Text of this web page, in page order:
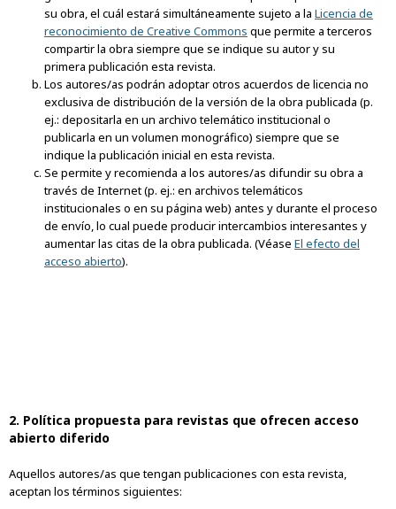
su obra, el cuál estará simultáneamente sujeto a la Licencia de
reconocimiento de Creative Commons que permite a terceros
compartir la obra siempre que se indique su autor y su
primera publicación esta revista.
Los autores/as podrán adoptar otros acuerdos de licencia no
exclusiva de distribución de la versión de la obra publicada (p.
ej.: depositarla en un archivo telemático institucional o
publicarla en un volumen monográfico) siempre que se
indique la publicación inicial en esta revista.
Se permite y recomienda a los autores/as difundir su obra a
través de Internet (p. ej.: en archivos telemáticos
institucionales o en su página web) antes y durante el proceso
de envío, lo cual puede producir intercambios interesantes y
aumentar las citas de la obra publicada. (Véase El efecto del
acceso abierto).
2. Política propuesta para revistas que ofrecen acceso
abierto diferido
Aquellos autores/as que tengan publicaciones con esta revista,
aceptan los términos siguientes: